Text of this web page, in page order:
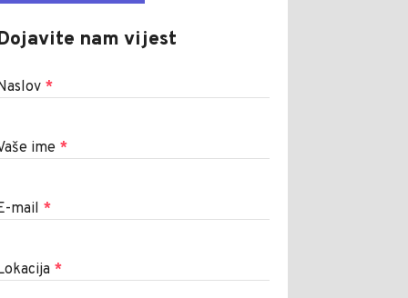
nam vijest
*
ime *
mail *
*